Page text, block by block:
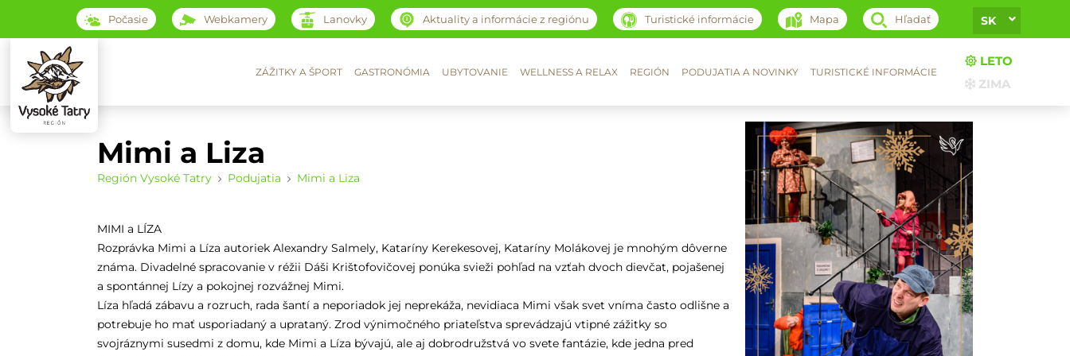
Počasie Webkamery Lanovky Aktuality a informácie z regiónu Turistické informácie Mapa Hľadať SK
ZÁŽITKY A ŠPORT GASTRONÓMIA UBYTOVANIE WELLNESS A RELAX REGIÓN PODUJATIA A NOVINKY TURISTICKÉ INFORMÁCIE
LETO
ZIMA
Mimi a Liza
Región Vysoké Tatry Podujatia Mimi a Liza
MIMI a LÍZA
Rozprávka Mimi a Líza autoriek Alexandry Salmely, Kataríny Kerekesovej, Kataríny Molákovej je mnohým dôverne
známa. Divadelné spracovanie v réžii Dáši Krištofovičovej ponúka svieži pohľad na vzťah dvoch dievčat, pojašenej
a spontánnej Lízy a pokojnej rozvážnej Mimi.
Líza hľadá zábavu a rozruch, rada šantí a neporiadok jej neprekáža, nevidiaca Mimi však svet vníma často odlišne a
potrebuje ho mať usporiadaný a uprataný. Zrod výnimočného priateľstva sprevádzajú vtipné zážitky so
svojráznymi susedmi z domu, kde Mimi a Líza bývajú, ale aj dobrodružstvá vo svete fantázie, kde jedna pred